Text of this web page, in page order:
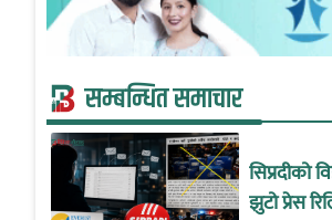
सम्बन्धित समाचार
सिप्रदीको
झुटो प्रेस